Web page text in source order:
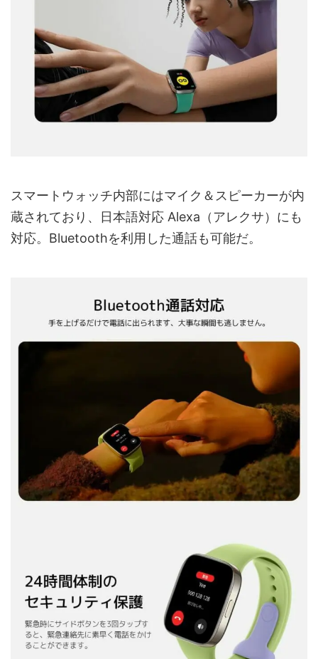
スマートウォッチ内部にはマイク＆スピーカーが内
蔵されており、日本語対応 Alexa（アレクサ）にも
対応。Bluetoothを利用した通話も可能だ。